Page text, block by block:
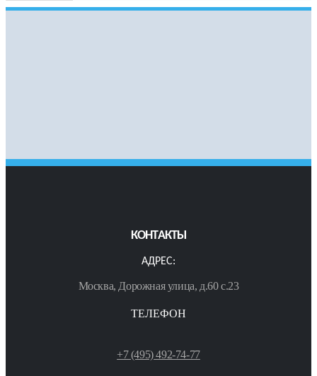
КОНТАКТЫ
АДРЕС:
Москва, Дорожная улица, д.60 с.23
ТЕЛЕФОН
+7 (495) 492-74-77